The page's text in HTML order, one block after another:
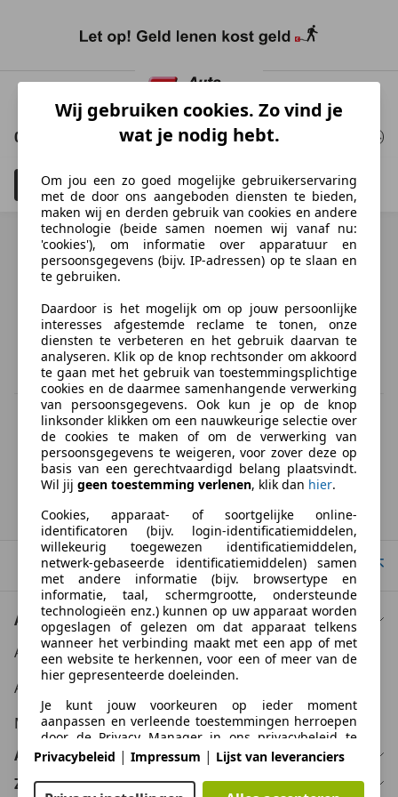
Ga
hoofdinhoud
0 Resultaten voor uw zoekopdracht
Filteren 4 Schadeauto's tonen
Ontdek vergelijkbare voertuigen
Niet precies je zoekopdracht, maar misschien wel de
perfecte match.
BTW verrekenbaar
Specificatie van de fabrikant voor nieuwe voertuigen. Afhankelijk van de
kilometerstand, het rijgedrag, de leeftijd van de batterij en het
laadgedrag, kan de radius van occasies aanzienlijk variëren.
Homepage
Naar boven
Auto kopen
Auto kooptips
Auto zoektips
Meer informatie
Auto verkopen
Zakelijk
Wij gebruiken cookies. Zo vind je
wat je nodig hebt.
Om jou een zo goed mogelijke gebruikerservaring
met de door ons aangeboden diensten te bieden,
maken wij en derden gebruik van cookies en andere
technologie (beide samen noemen wij vanaf nu:
'cookies'), om informatie over apparatuur en
persoonsgegevens (bijv. IP-adressen) op te slaan en
te gebruiken.
Daardoor is het mogelijk om op jouw persoonlijke
interesses afgestemde reclame te tonen, onze
diensten te verbeteren en het gebruik daarvan te
analyseren. Klik op de knop rechtsonder om akkoord
te gaan met het gebruik van toestemmingsplichtige
cookies en de daarmee samenhangende verwerking
van persoonsgegevens. Ook kun je op de knop
linksonder klikken om een nauwkeurige selectie over
de cookies te maken of om de verwerking van
persoonsgegevens te weigeren, voor zover deze op
basis van een gerechtvaardigd belang plaatsvindt.
Wil jij geen toestemming verlenen, klik dan hier.
Cookies, apparaat- of soortgelijke online-
identificatoren (bijv. login-identificatiemiddelen,
willekeurig toegewezen identificatiemiddelen,
netwerk-gebaseerde identificatiemiddelen) samen
met andere informatie (bijv. browsertype en
informatie, taal, schermgrootte, ondersteunde
technologieën enz.) kunnen op uw apparaat worden
opgeslagen of gelezen om dat apparaat telkens
wanneer het verbinding maakt met een app of met
een website te herkennen, voor een of meer van de
hier gepresenteerde doeleinden.
Je kunt jouw voorkeuren op ieder moment
aanpassen en verleende toestemmingen herroepen
door de Privacy Manager in ons privacybeleid te
bezoeken.
Privacybeleid | Impressum | Lijst van leveranciers